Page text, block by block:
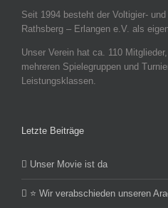
Seit 1994 besteht der Voltigier-
Rathsberg – Erlangen e.V. als
Unser Verein hat ca. 110
mehreren Spielegruppen und
Leistungsklassen.
Letzte Beiträge
Unser Movie ist da
⭐️ Wir verabschieden unseren